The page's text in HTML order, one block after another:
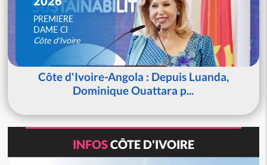
PREMIERE
DAME CI
Côte d'Ivoire
Côte d'Ivoire-Angola : Depuis Luanda,
Dominique Ouattara p...
INFOSCÔTE D'IVOIRE